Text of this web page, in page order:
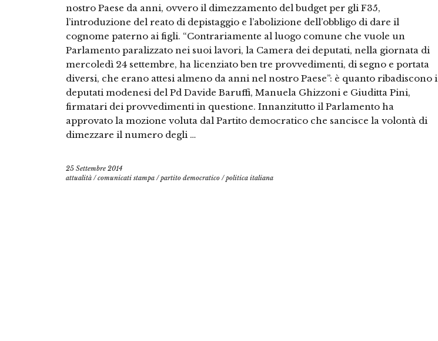
nostro Paese da anni, ovvero il dimezzamento del budget per gli F35,
l’introduzione del reato di depistaggio e l’abolizione dell’obbligo di dare il
cognome paterno ai figli. “Contrariamente al luogo comune che vuole un
Parlamento paralizzato nei suoi lavori, la Camera dei deputati, nella giornata di
mercoledì 24 settembre, ha licenziato ben tre provvedimenti, di segno e portata
diversi, che erano attesi almeno da anni nel nostro Paese”: è quanto ribadiscono i
deputati modenesi del Pd Davide Baruffi, Manuela Ghizzoni e Giuditta Pini,
firmatari dei provvedimenti in questione. Innanzitutto il Parlamento ha
approvato la mozione voluta dal Partito democratico che sancisce la volontà di
dimezzare il numero degli …
25 Settembre 2014
attualità /comunicati stampa /partito democratico /politica italiana